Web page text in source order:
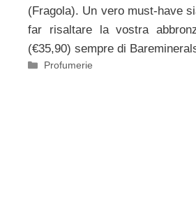
(Fragola). Un vero must-have
far risaltare la vostra
(€35,90) sempre di
Categorie
Profumerie